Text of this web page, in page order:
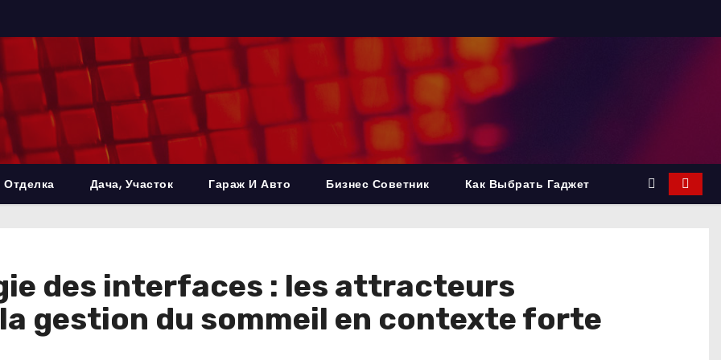
Дача, Участок Гараж И Авто Бизнес Советник Как Выбрать Гаджет
des interfaces : les attracteurs
gestion du sommeil en contexte forte